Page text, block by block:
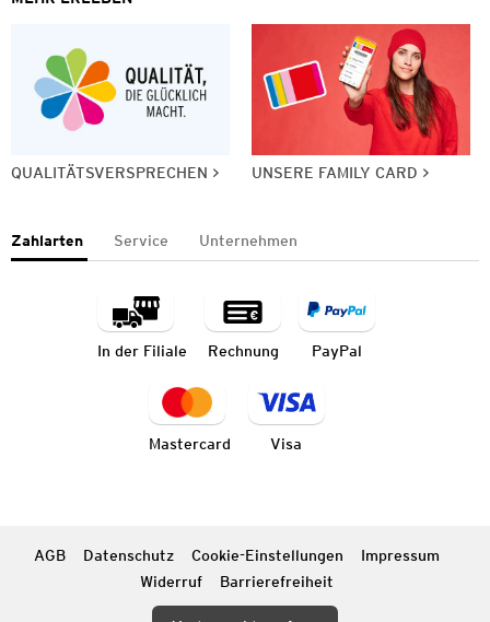
QUALITÄTSVERSPRECHEN UNSERE FAMILY CARD
Zahlarten Service Unternehmen
In der Filiale Rechnung PayPal
Mastercard Visa
AGB Datenschutz Cookie-Einstellungen
Impressum
Widerruf
Barrierefreiheit